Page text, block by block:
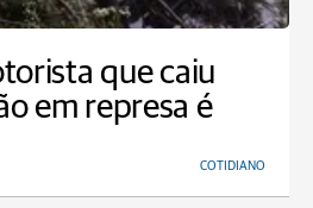
que caiu
em represa é
COTIDIANO